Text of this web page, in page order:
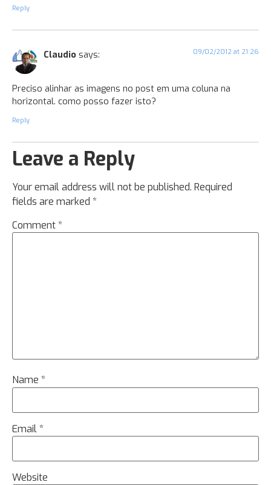
Reply
Claudio says: 09/02/2012 at 21:26
Preciso alinhar as imagens no post em uma coluna na
horizontal. como posso fazer isto?
Reply
Leave a Reply
Your email address will not be published. Required
fields are marked *
Comment*
Name *
Email*
Website